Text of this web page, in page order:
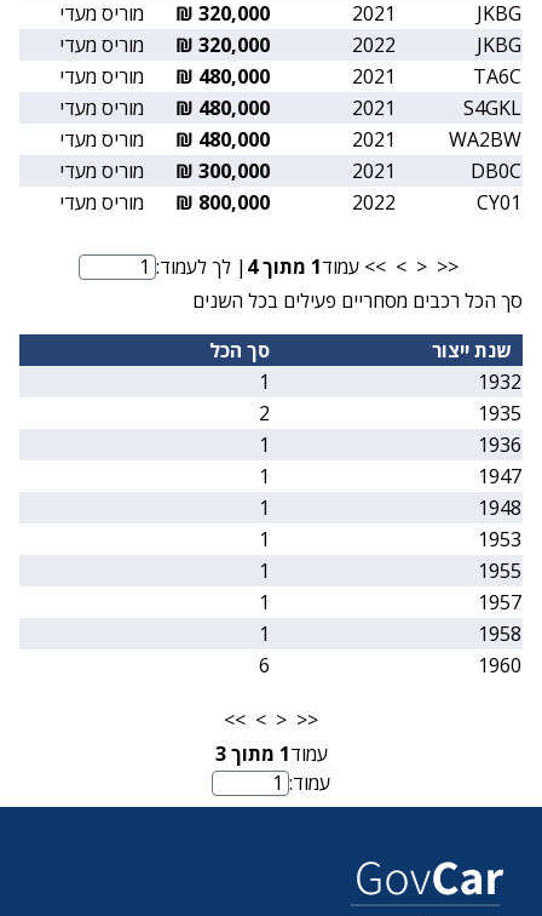
JKBG
2021
320,000 ₪
מוריס מעדי
JKBG
2022
320,000 ₪
מוריס מעדי
TA6C
2021
480,000 ₪
מוריס מעדי
S4GKL
2021
480,000 ₪
מוריס מעדי
WA2BW
2021
480,000 ₪
מוריס מעדי
DB0C
2021
300,000 ₪
מוריס מעדי
CY01
2022
800,000 ₪ מוריס מעדי
<<
<
>
>> עמוד1 מתוך4 מספר עמוד
| לך לעמוד:
סך הכל רכבים מסחריים פעילים בכל השנים
שנת ייצור
סך הכל
1932
1
1935
2
1936
1
1947
1
1948
1
1953
1
1955
1
1957
1
1958
1
1960
6
<<
<
>
>>
עמוד1 מתוך 3
מספר עמוד
עמוד: